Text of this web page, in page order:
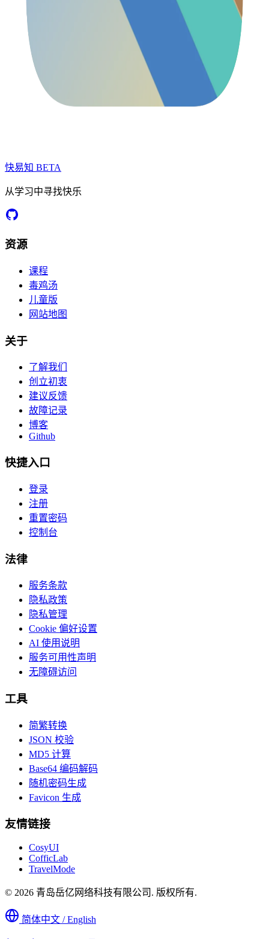
快易知 BETA
从学习中寻找快乐
资源
课程
毒鸡汤
儿童版
网站地图
关于
了解我们
创立初衷
建议反馈
故障记录
博客
Github
快捷入口
登录
注册
重置密码
控制台
法律
服务条款
隐私政策
隐私管理
Cookie 偏好设置
AI 使用说明
服务可用性声明
无障碍访问
工具
简繁转换
JSON 校验
MD5 计算
Base64 编码解码
随机密码生成
Favicon 生成
友情链接
CosyUI
CofficLab
TravelMode
© 2026 青岛岳亿网络科技有限公司. 版权所有.
简体中文 / English